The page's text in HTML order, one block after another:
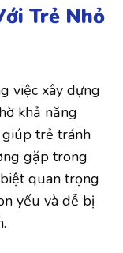
Trẻ Nhỏ
việc xây dựng
khả năng
giúp trẻ tránh
gặp trong
quan trọng
yếu và dễ bị